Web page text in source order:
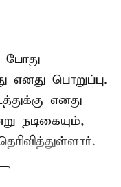
போது
எனது பொறுப்பு.
எனது
நடிகையும்,